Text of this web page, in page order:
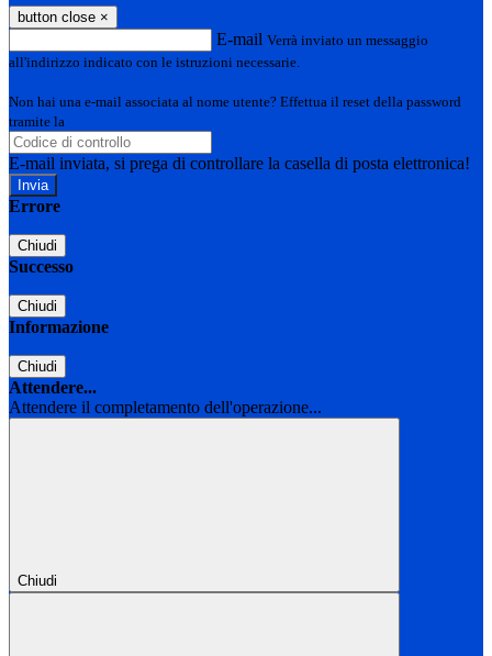
button close ×
E-mail Verrà inviato un messaggio
all'indirizzo indicato con le istruzioni necessarie.
Non hai una e-mail associata al nome utente? Effettua il reset della password
tramite la
E-mail inviata, si prega di controllare la casella di posta elettronica!
Errore
Chiudi
Successo
Chiudi
Informazione
Chiudi
Attendere...
Attendere il completamento dell'operazione...
Chiudi